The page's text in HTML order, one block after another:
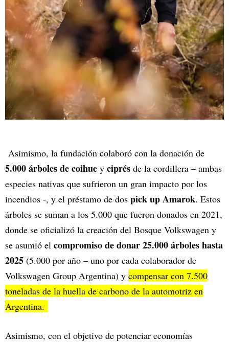
Asimismo, la fundación colaboró con la donación de
5.000 árboles de coihue y ciprés de la cordillera – ambas
especies nativas que sufrieron un gran impacto por los
incendios -, y el préstamo de dos pick up Amarok. Estos
árboles se suman a los 5.000 que fueron donados en 2021,
donde se oficializó la creación del Bosque Volkswagen y
se asumió el compromiso de donar 25.000 árboles hasta
2025 (5.000 por año – uno por cada colaborador de
Volkswagen Group Argentina) y compensar con 7.500
toneladas de la huella de carbono de la automotriz en
Argentina.
Asimismo, con el objetivo de potenciar economías